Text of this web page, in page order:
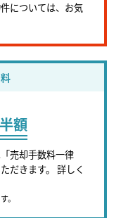
については、お気
額
売却手数料一律
だきます。 詳しく
。